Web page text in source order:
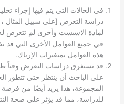
في الحالات التي يتم فيها إجراء
دراسة التعرض [على سبيل المثال
لمادة الاسبست وأخرى لم تتعرض
في جميع العوامل الأخرى التي قد
هذه العوامل بمتغيرات الإرباك.
قد تستغرق دراسات التعرض وقتاً
على الباحث أن ينتظر حتى تتطور
المجموعة، هذا يزيد أيضًا من فرصة
للدراسة، مما قد يؤثر على صحة